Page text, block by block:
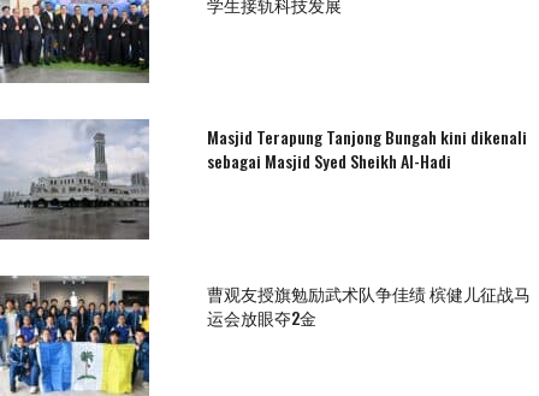
Masjid Terapung Tanjong Bungah kini dikenali
sebagai Masjid Syed Sheikh Al-Hadi
曹观友授旗勉励武术队争佳绩 槟健儿征战马
运会放眼夺2金